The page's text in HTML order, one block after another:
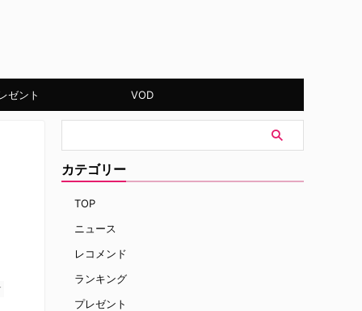
ゼント VOD
カテゴリー
TOP
ニュース
レコメンド
ランキング
プレゼント